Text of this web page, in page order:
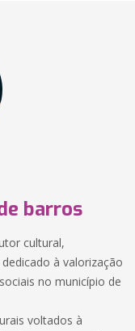
barros
cultural,
à valorização
no município de
voltados à